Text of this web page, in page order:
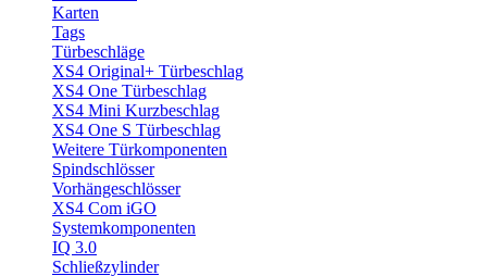
Karten
Tags
Türbeschläge
XS4 Original+ Türbeschlag
XS4 One Türbeschlag
XS4 Mini Kurzbeschlag
XS4 One S Türbeschlag
Weitere Türkomponenten
Spindschlösser
Vorhängeschlösser
XS4 Com iGO
Systemkomponenten
IQ 3.0
Schließzylinder